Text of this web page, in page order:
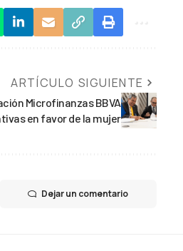
ARTÍCULO SIGUIENTE
Microfinanzas BBVA
en favor de la mujer
Dejar un comentario